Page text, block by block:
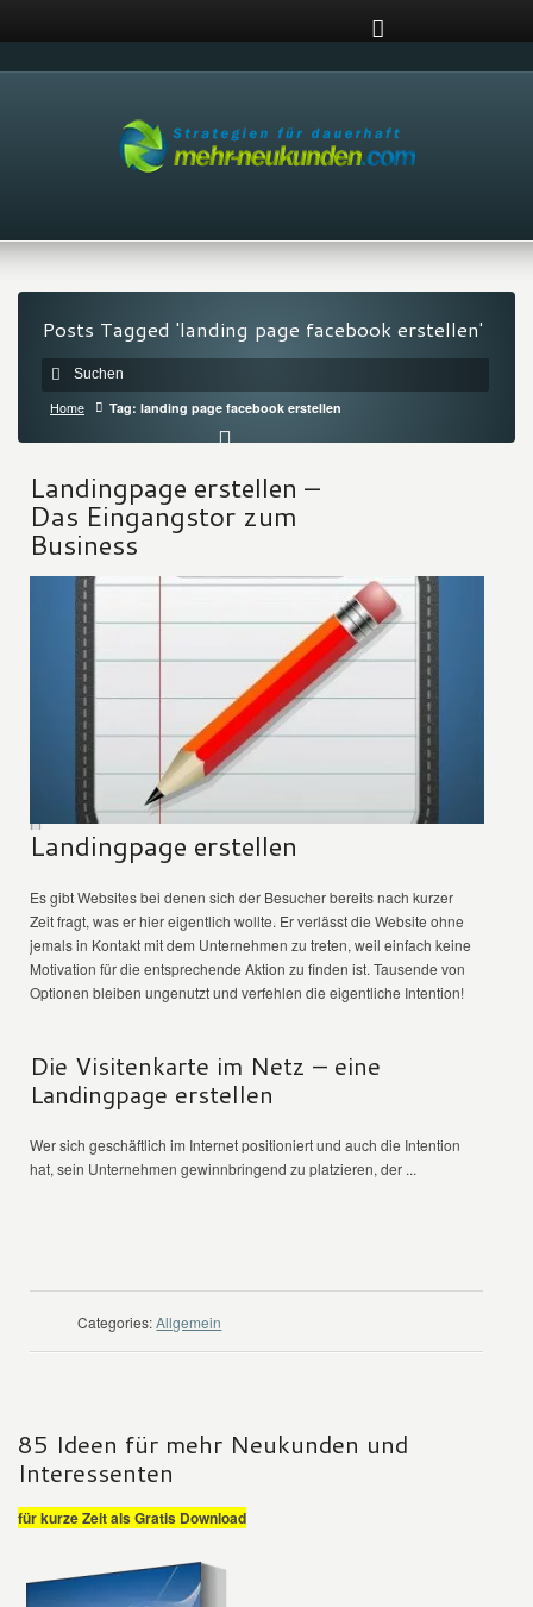
Posts Tagged 'landing page facebook erstellen'
Home Tag: landing page facebook erstellen
Landingpage erstellen –
Das Eingangstor zum
Business
Landingpage erstellen
Es gibt Websites bei denen sich der Besucher bereits nach kurzer
Zeit fragt, was er hier eigentlich wollte. Er verlässt die Website ohne
jemals in Kontakt mit dem Unternehmen zu treten, weil einfach keine
Motivation für die entsprechende Aktion zu finden ist. Tausende von
Optionen bleiben ungenutzt und verfehlen die eigentliche Intention!
Die Visitenkarte im Netz – eine
Landingpage erstellen
Wer sich geschäftlich im Internet positioniert und auch die Intention
hat, sein Unternehmen gewinnbringend zu platzieren, der ...
Categories: Allgemein
85 Ideen für mehr Neukunden und
Interessenten
für kurze Zeit als Gratis Download